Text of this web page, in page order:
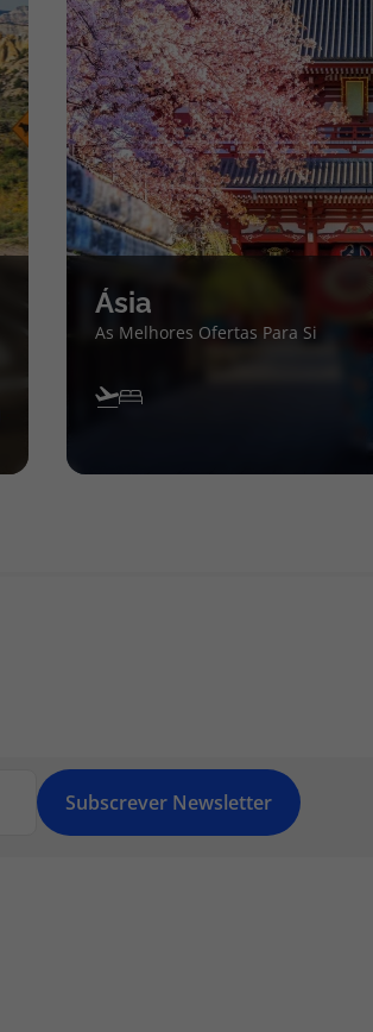
Ásia
As Melhores Ofertas Para Si
Subscrever Newsletter